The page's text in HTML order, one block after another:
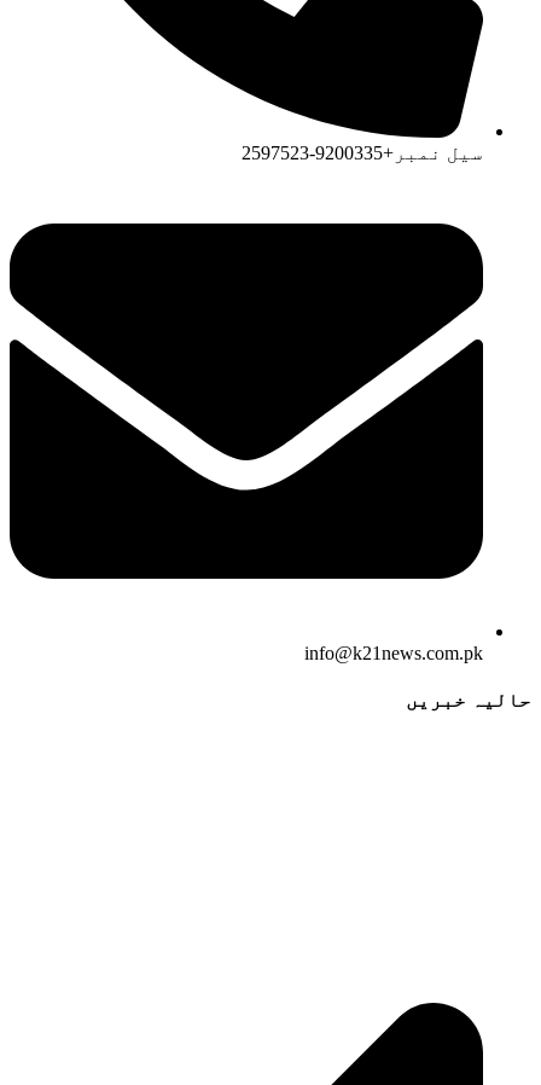
سیل نمبر+9200335-2597523
info@k21news.com.pk
حالیہ خبریں